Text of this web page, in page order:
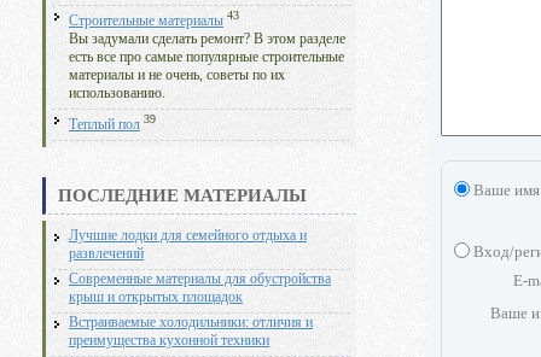
Строительные материалы 43
Вы задумали сделать ремонт? В этом разделе
есть все про самые популярные строительные
материалы и не очень, советы по их
использованию.
Теплый пол 39
ПОСЛЕДНИЕ МАТЕРИАЛЫ
Лучшие лодки для семейного отдыха и
развлечений
Современные материалы для обустройства
крыш и открытых площадок
Встраиваемые холодильники: отличия и
преимущества кухонной техники
Ваше имя
Вход/
E-
Ваше